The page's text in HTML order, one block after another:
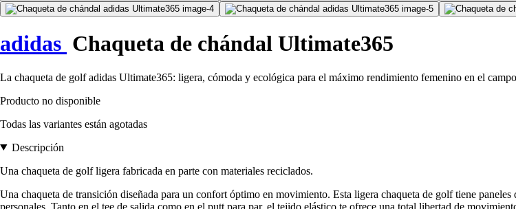
adidas Chaqueta de chándal Ultimate365
La chaqueta de golf adidas Ultimate365: ligera, cómoda y ecológica para el máximo rendimiento femenino en el
Producto no disponible
Todas las variantes están agotadas
Descripción
Una chaqueta de golf ligera fabricada en parte con materiales reciclados.
Una chaqueta de transición diseñada para un confort óptimo en movimiento. Esta ligera chaqueta de golf tiene
personales. Tanto en el tee de salida como en el putt para par, el tejido elástico te ofrece una total libertad de